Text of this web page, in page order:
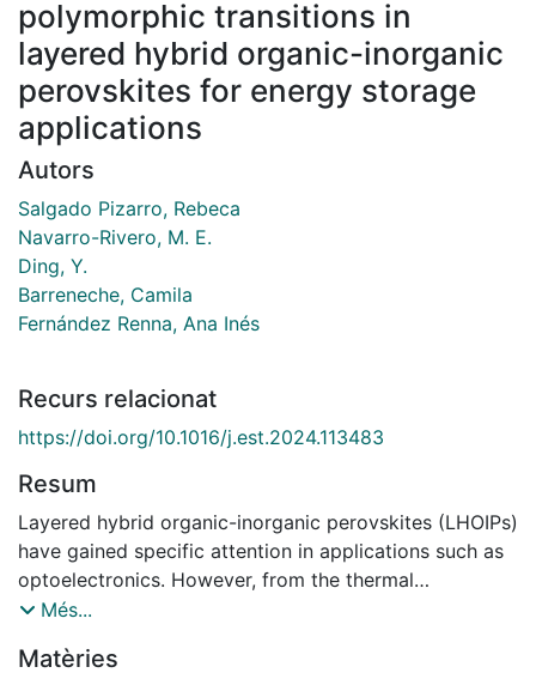
polymorphic transitions in
layered hybrid organic-inorganic
perovskites for energy storage
applications
Autors
Salgado Pizarro, Rebeca
Navarro-Rivero, M. E.
Ding, Y.
Barreneche, Camila
Fernández Renna, Ana Inés
Recurs relacionat
https://doi.org/10.1016/j.est.2024.113483
Resum
Layered hybrid organic-inorganic perovskites (LHOIPs)
have gained specific attention in applications such as
optoelectronics. However, from the thermal
perspective, these materials present a high potential
due to their heat storage capacity during their phase
Més...
Matèries